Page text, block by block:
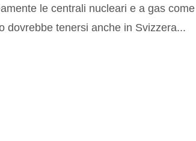
le centrali nucleari e a gas come
dovrebbe tenersi anche in Svizzera...